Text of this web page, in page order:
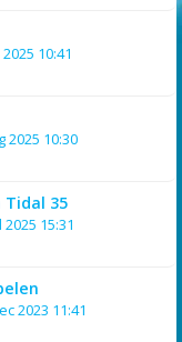
10:41
2025 10:30
35
2025 15:31
2023 11:41